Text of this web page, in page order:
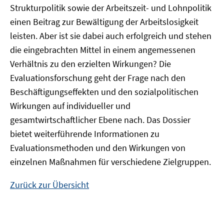
Strukturpolitik sowie der Arbeitszeit- und Lohnpolitik
einen Beitrag zur Bewältigung der Arbeitslosigkeit
leisten. Aber ist sie dabei auch erfolgreich und stehen
die eingebrachten Mittel in einem angemessenen
Verhältnis zu den erzielten Wirkungen? Die
Evaluationsforschung geht der Frage nach den
Beschäftigungseffekten und den sozialpolitischen
Wirkungen auf individueller und
gesamtwirtschaftlicher Ebene nach. Das Dossier
bietet weiterführende Informationen zu
Evaluationsmethoden und den Wirkungen von
einzelnen Maßnahmen für verschiedene Zielgruppen.
Zurück zur Übersicht